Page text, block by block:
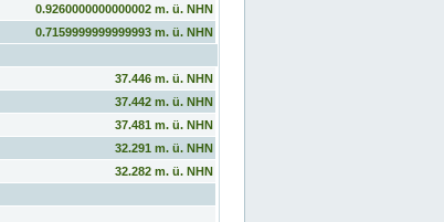
0.9260000000000002 m. ü. NHN
0.7159999999999993 m. ü. NHN
37.446 m. ü. NHN
37.442 m. ü. NHN
37.481 m. ü. NHN
32.291 m. ü. NHN
32.282 m. ü. NHN